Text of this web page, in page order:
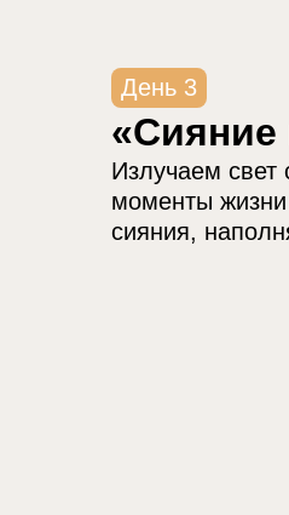
День 3
Излучаем
моменты
сияния,